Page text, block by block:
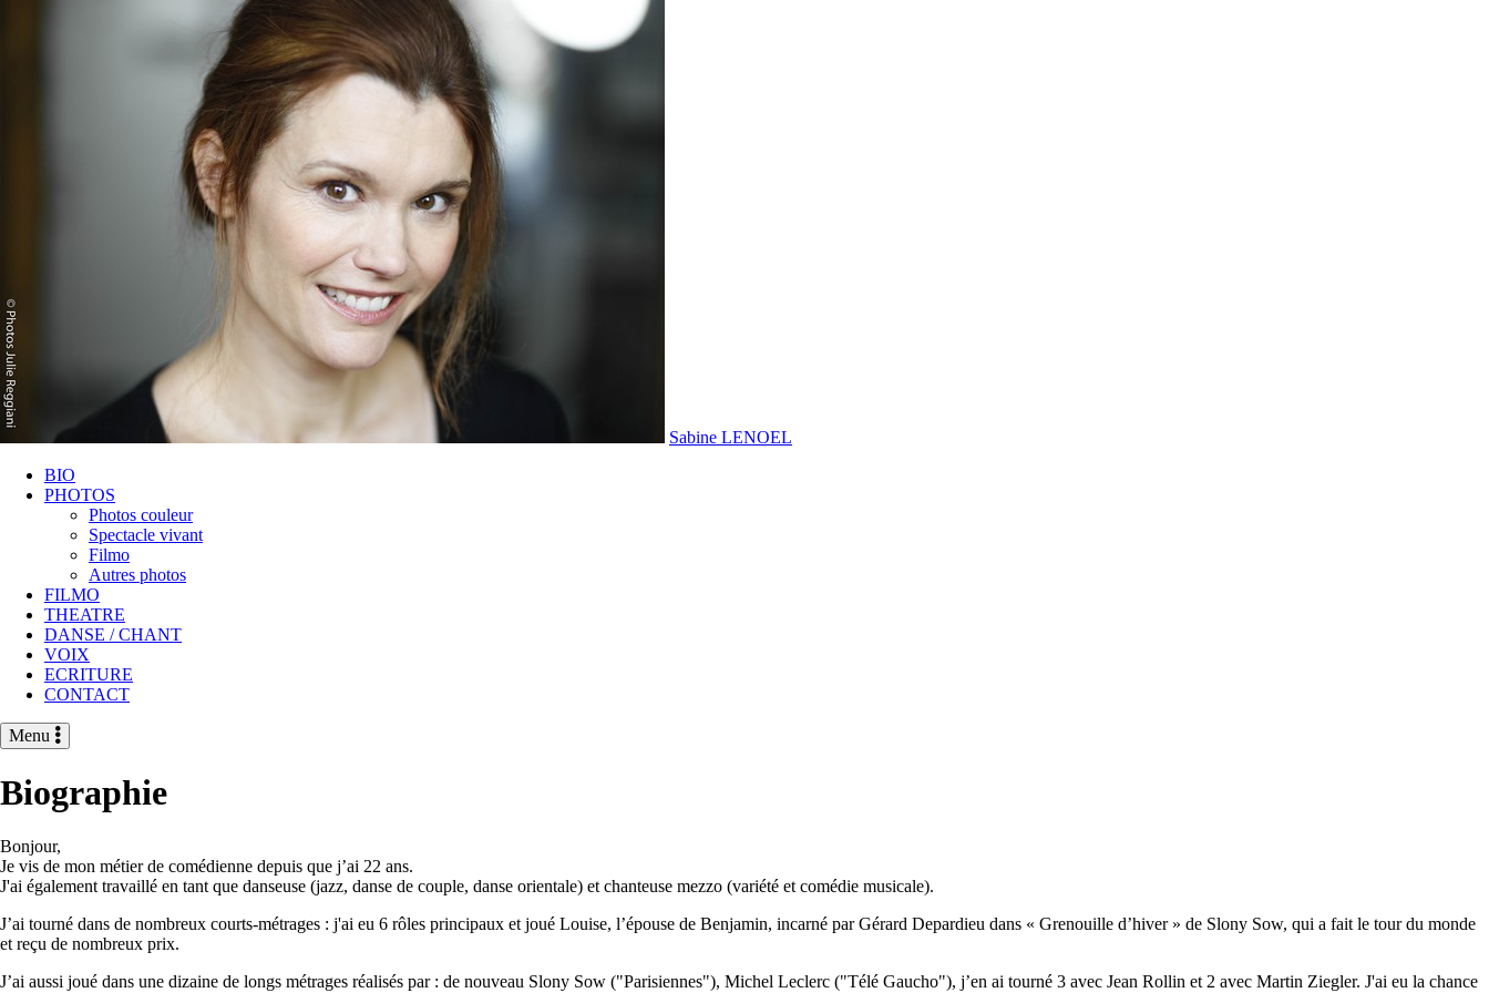
Sabine LENOEL
BIO
PHOTOS
Photos couleur
Spectacle vivant
Filmo
Autres photos
FILMO
THEATRE
DANSE / CHANT
VOIX
ECRITURE
CONTACT
Menu
Biographie
Bonjour,
Je vis de mon métier de comédienne depuis que j’ai 22 ans.
J'ai également travaillé en tant que danseuse (jazz, danse de couple, danse orientale) et chanteuse mezzo (variété et comédie musicale).
J’ai tourné dans de nombreux courts-métrages : j'ai eu 6 rôles principaux et joué Louise, l’épouse de Benjamin, incarné par Gérard Depardieu dans « Grenouille d’hiver » de Slony Sow, qui a fait le tour du monde
et reçu de nombreux prix.
J’ai aussi joué dans une dizaine de longs métrages réalisés par : de nouveau Slony Sow ("Parisiennes"), Michel Leclerc ("Télé Gaucho"), j’en ai tourné 3 avec Jean Rollin et 2 avec Martin Ziegler. J'ai eu la chance